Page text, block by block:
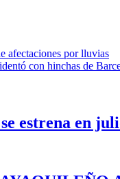
afectaciones por lluvias
con hinchas de
estrena en